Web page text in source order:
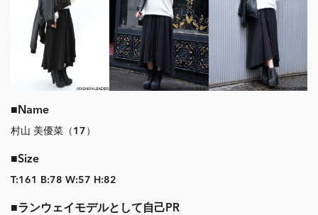
■Name
村山 美優菜（17）
■Size
T:161 B:78 W:57 H:82
■ランウェイモデルとして自己PR